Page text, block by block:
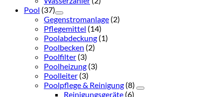
Pool (37)
Gegenstromanlage (2)
Pflegemittel (14)
Poolabdeckung (1)
Poolbecken (2)
Poolfilter (3)
Poolheizung (3)
Poolleiter (3)
Poolpflege & Reinigung (8)
Reinigungsgeräte (6)